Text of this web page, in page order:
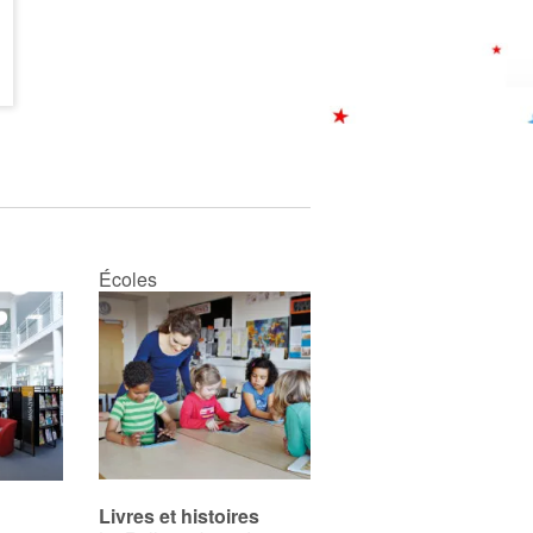
Écoles
Livres et histoires